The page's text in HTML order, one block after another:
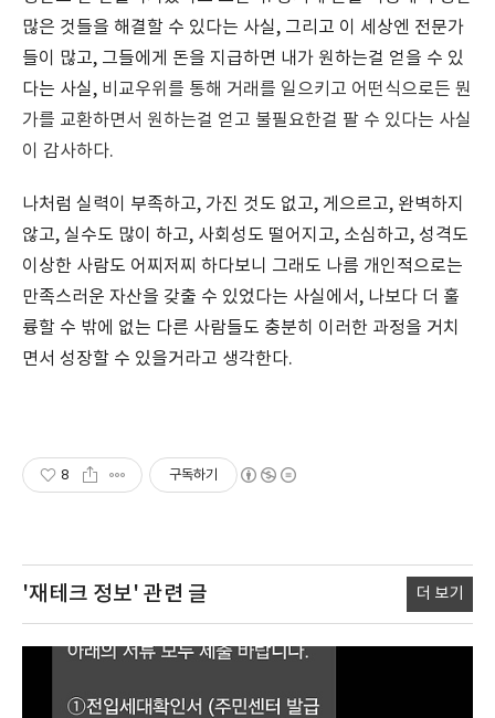
많은 것들을 해결할 수 있다는 사실, 그리고 이 세상엔 전문가
들이 많고, 그들에게 돈을 지급하면 내가 원하는걸 얻을 수 있
다는 사실, 비교우위를 통해 거래를 일으키고 어떤식으로든 뭔
가를 교환하면서 원하는걸 얻고 불필요한걸 팔 수 있다는 사실
이 감사하다.
나처럼 실력이 부족하고, 가진 것도 없고, 게으르고, 완벽하지
않고, 실수도 많이 하고, 사회성도 떨어지고, 소심하고, 성격도
이상한 사람도 어찌저찌 하다보니 그래도 나름 개인적으로는
만족스러운 자산을 갖출 수 있었다는 사실에서, 나보다 더 훌
륭할 수 밖에 없는 다른 사람들도 충분히 이러한 과정을 거치
면서 성장할 수 있을거라고 생각한다.
8 구독하기
'재테크 정보' 관련 글 더 보기